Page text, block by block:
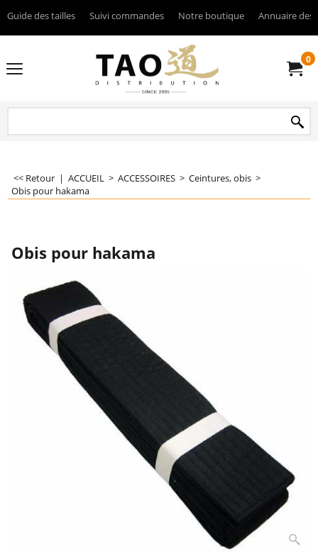
Guide des tailles Suivi commandes Notre boutique Annuaire des
0
<< Retour | ACCUEIL > ACCESSOIRES > Ceintures, obis >
Obis pour hakama
Obis pour hakama